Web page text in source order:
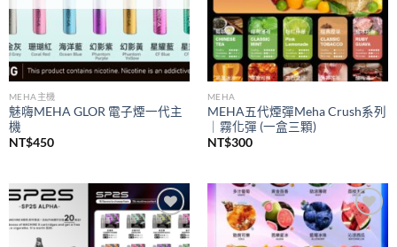
MEHA主機
魅嗨MEHA GLOR 電子煙一代主
機
NT$450
MEHA
MEHA五代煙彈Meha Crush系列
｜霧化彈 (一盒三顆)
NT$300
Add to
wishlist
Add to
wishlist